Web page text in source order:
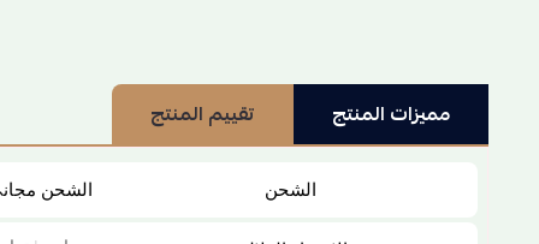
مميزات المنتج تقييم المنتج
الشحن الشحن